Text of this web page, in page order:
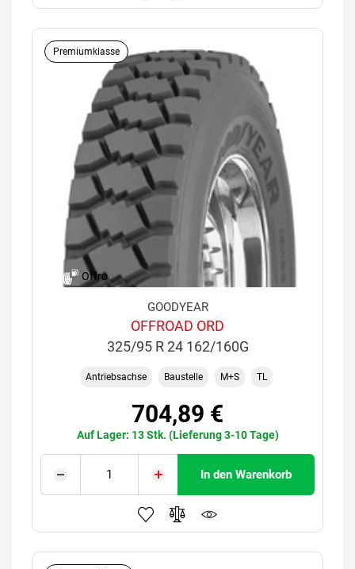
Premiumklasse
Offro
GOODYEAR
OFFROAD ORD
325/95 R 24 162/160G
Antriebsachse Baustelle M+S TL
704,89 €
Auf Lager: 13 Stk. (Lieferung 3-10 Tage)
In den Warenkorb